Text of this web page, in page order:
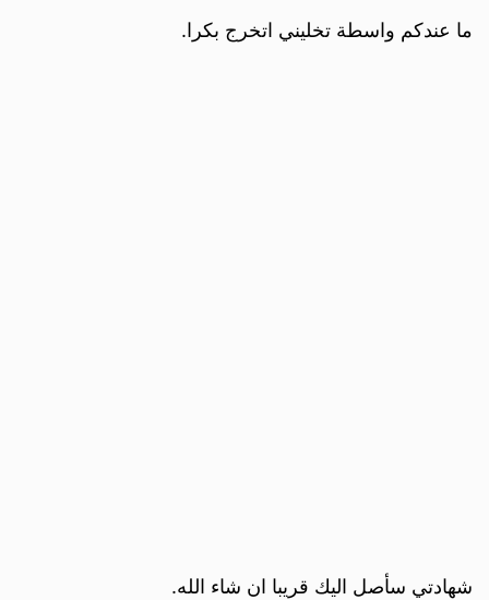
ما عندكم واسطة تخليني اتخرج بكرا.
شهادتي سأصل اليك قريبا ان شاء الله.